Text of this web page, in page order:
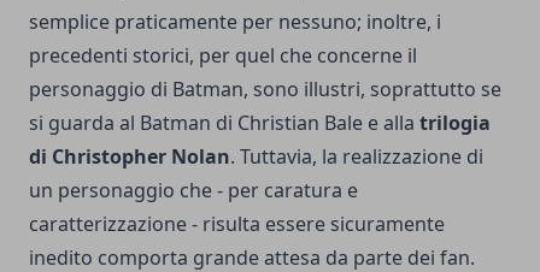
semplice praticamente per nessuno; inoltre, i
precedenti storici, per quel che concerne il
personaggio di Batman, sono illustri, soprattutto se
si guarda al Batman di Christian Bale e alla trilogia
di Christopher Nolan. Tuttavia, la realizzazione di
un personaggio che - per caratura e
caratterizzazione - risulta essere sicuramente
inedito comporta grande attesa da parte dei fan.